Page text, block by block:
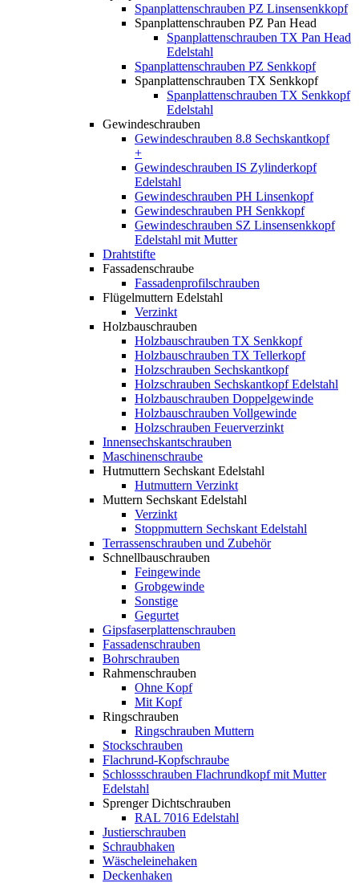
Spanplattenschrauben PZ Linsensenkkopf
Spanplattenschrauben PZ Pan Head
Spanplattenschrauben TX Pan Head
Edelstahl
Spanplattenschrauben PZ Senkkopf
Spanplattenschrauben TX Senkkopf
Spanplattenschrauben TX Senkkopf
Edelstahl
Gewindeschrauben
Gewindeschrauben 8.8 Sechskantkopf
+
Gewindeschrauben IS Zylinderkopf
Edelstahl
Gewindeschrauben PH Linsenkopf
Gewindeschrauben PH Senkkopf
Gewindeschrauben SZ Linsensenkkopf
Edelstahl mit Mutter
Drahtstifte
Fassadenschraube
Fassadenprofilschrauben
Flügelmuttern Edelstahl
Verzinkt
Holzbauschrauben
Holzbauschrauben TX Senkkopf
Holzbauschrauben TX Tellerkopf
Holzschrauben Sechskantkopf
Holzschrauben Sechskantkopf Edelstahl
Holzbauschrauben Doppelgewinde
Holzbauschrauben Vollgewinde
Holzschrauben Feuerverzinkt
Innensechskantschrauben
Maschinenschraube
Hutmuttern Sechskant Edelstahl
Hutmuttern Verzinkt
Muttern Sechskant Edelstahl
Verzinkt
Stoppmuttern Sechskant Edelstahl
Terrassenschrauben und Zubehör
Schnellbauschrauben
Feingewinde
Grobgewinde
Sonstige
Gegurtet
Gipsfaserplattenschrauben
Fassadenschrauben
Bohrschrauben
Rahmenschrauben
Ohne Kopf
Mit Kopf
Ringschrauben
Ringschrauben Muttern
Stockschrauben
Flachrund-Kopfschraube
Schlossschrauben Flachrundkopf mit Mutter
Edelstahl
Sprenger Dichtschrauben
RAL 7016 Edelstahl
Justierschrauben
Schraubhaken
Wäscheleinehaken
Deckenhaken